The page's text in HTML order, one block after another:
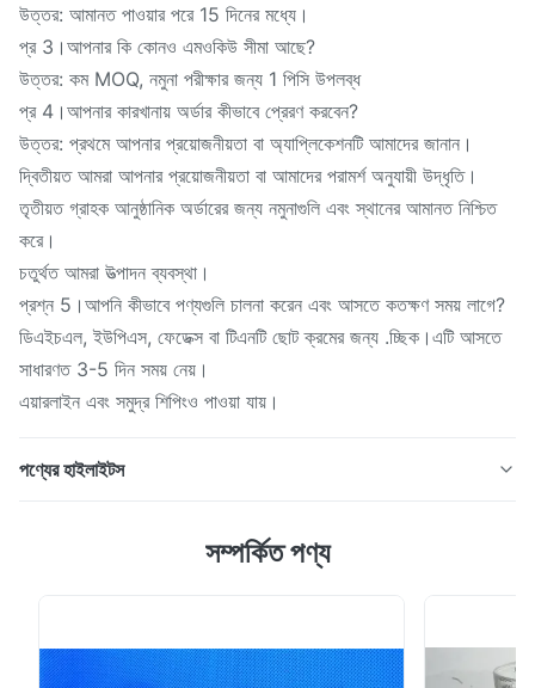
উত্তর: আমানত পাওয়ার পরে 15 দিনের মধ্যে।
প্র 3।আপনার কি কোনও এমওকিউ সীমা আছে?
উত্তর: কম MOQ, নমুনা পরীক্ষার জন্য 1 পিসি উপলব্ধ
প্র 4।আপনার কারখানায় অর্ডার কীভাবে প্রেরণ করবেন?
উত্তর: প্রথমে আপনার প্রয়োজনীয়তা বা অ্যাপ্লিকেশনটি আমাদের জানান।
দ্বিতীয়ত আমরা আপনার প্রয়োজনীয়তা বা আমাদের পরামর্শ অনুযায়ী উদ্ধৃতি।
তৃতীয়ত গ্রাহক আনুষ্ঠানিক অর্ডারের জন্য নমুনাগুলি এবং স্থানের আমানত নিশ্চিত
করে।
চতুর্থত আমরা উত্পাদন ব্যবস্থা।
প্রশ্ন 5।আপনি কীভাবে পণ্যগুলি চালনা করেন এবং আসতে কতক্ষণ সময় লাগে?
ডিএইচএল, ইউপিএস, ফেডেক্স বা টিএনটি ছোট ক্রমের জন্য .চ্ছিক।এটি আসতে
সাধারণত 3-5 দিন সময় নেয়।
এয়ারলাইন এবং সমুদ্র শিপিংও পাওয়া যায়।
পণ্যের হাইলাইটস
রঞ্জনবিদ্যা, অপটিক্যাল যন্ত্রপাতি, উচ্চ তাপমাত্রার দর্শন চশমা, ফায়ার হোল শিল্প
সম্পর্কিত পণ্য